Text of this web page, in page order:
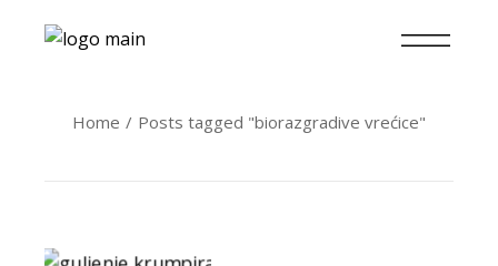
Home Posts tagged "biorazgradive vrećice"